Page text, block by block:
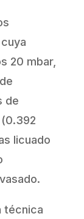
20 mbar,
de
licuado
técnica